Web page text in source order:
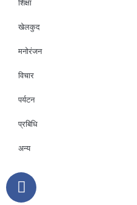
शिक्षा
खेलकुद
मनोरंजन
विचार
पर्यटन
प्रबिधि
अन्य